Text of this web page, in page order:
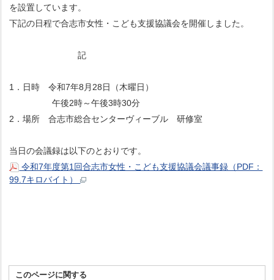
を設置しています。
下記の日程で合志市女性・こども支援協議会を開催しました。
記
1．日時 令和7年8月28日（木曜日）
午後2時～午後3時30分
2．場所 合志市総合センターヴィーブル 研修室
当日の会議録は以下のとおりです。
令和7年度第1回合志市女性・こども支援協議会議事録（PDF：
99.7キロバイト）
このページに関する